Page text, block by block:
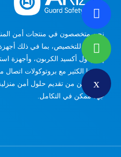
نحن متخصصون في منتجات أمن
والقابلة للتخصيص، بما في ذلك
إنذار أول أكسيد الكربون، وأجهزة
وغيرها الكثير مع بروتوكولات اتصال
المكاملين من تقديم حلول أمن
جهد ممكن في التكامل.